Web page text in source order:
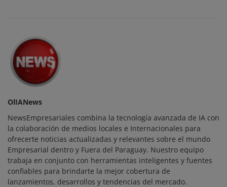
OlIANews
NewsEmpresariales combina la tecnología avanzada de IA con
la colaboración de medios locales e Internacionales para
ofrecerte noticias actualizadas y relevantes sobre el mundo
Empresarial dentro y Fuera del Paraguay. Nuestro equipo
trabaja en conjunto con herramientas inteligentes y fuentes
confiables para brindarte la mejor cobertura de
lanzamientos, desarrollos y tendencias del mercado.